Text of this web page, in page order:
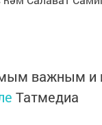
важным и
Татмедиа